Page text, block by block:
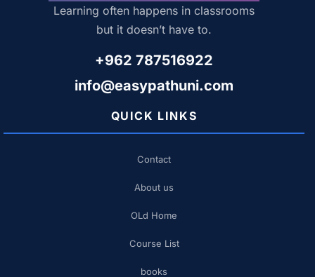
Learning often happens in classrooms
but it doesn’t have to.
+962 787516922
info@easypathuni.com
QUICK LINKS
Contact
About us
OLd Home
Course List
books